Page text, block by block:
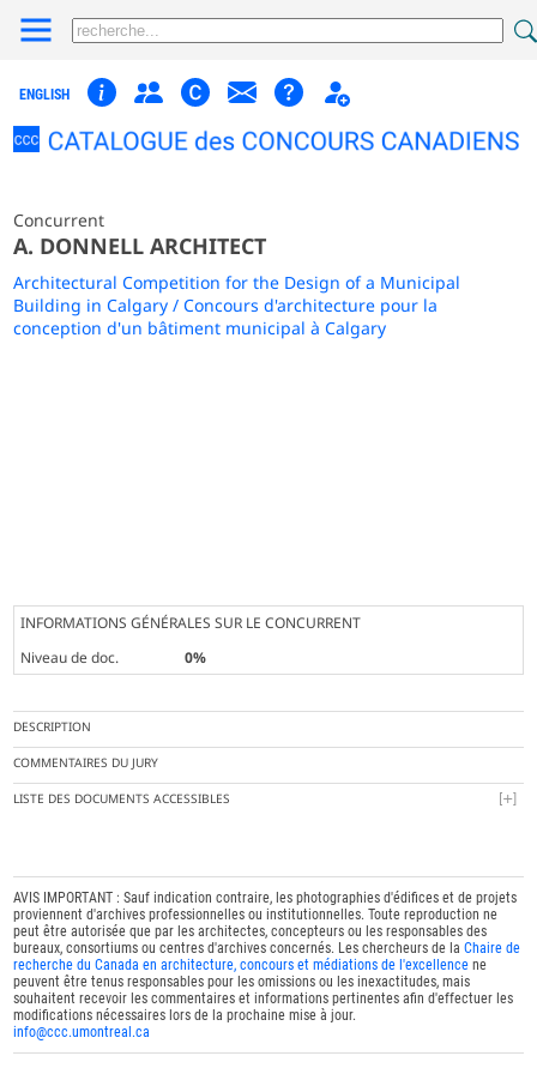
ENGLISH
Concurrent
A. DONNELL ARCHITECT
Architectural Competition for the Design of a Municipal
Building in Calgary / Concours d'architecture pour la
conception d'un bâtiment municipal à Calgary
INFORMATIONS GÉNÉRALES SUR LE CONCURRENT
Niveau de doc.
0%
DESCRIPTION
COMMENTAIRES DU JURY
LISTE DES DOCUMENTS ACCESSIBLES
AVIS IMPORTANT : Sauf indication contraire, les photographies d'édifices et de projets
proviennent d'archives professionnelles ou institutionnelles. Toute reproduction ne
peut être autorisée que par les architectes, concepteurs ou les responsables des
bureaux, consortiums ou centres d'archives concernés. Les chercheurs de laChaire de
recherche du Canada en architecture, concours et médiations de l'excellence ne
peuvent être tenus responsables pour les omissions ou les inexactitudes, mais
souhaitent recevoir les commentaires et informations pertinentes afin d'effectuer les
modifications nécessaires lors de la prochaine mise à jour.
info@ccc.umontreal.ca